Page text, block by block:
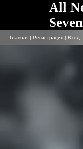
All
Главная | Регистрация | Вход